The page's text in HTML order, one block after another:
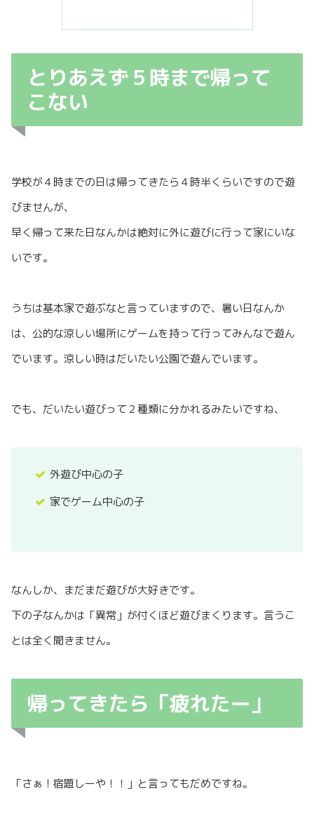
とりあえず５時まで帰って
こない
学校が４時までの日は帰ってきたら４時半くらいですので遊
びませんが、
早く帰って来た日なんかは絶対に外に遊びに行って家にいな
いです。
うちは基本家で遊ぶなと言っていますので、暑い日なんか
は、公的な涼しい場所にゲームを持って行ってみんなで遊ん
でいます。涼しい時はだいたい公園で遊んでいます。
でも、だいたい遊びって２種類に分かれるみたいですね、
外遊び中心の子
家でゲーム中心の子
なんしか、まだまだ遊びが大好きです。
下の子なんかは「異常」が付くほど遊びまくります。言うこ
とは全く聞きません。
帰ってきたら「疲れたー」
「さぁ！宿題しーや！！」と言ってもだめですね。